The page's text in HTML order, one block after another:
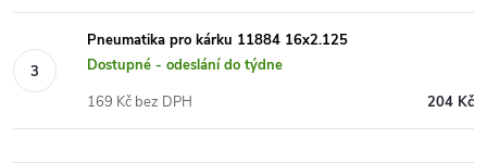
Pneumatika pro kárku 11884 16x2.125
Dostupné - odeslání do týdne
204 Kč
169 Kč bez DPH